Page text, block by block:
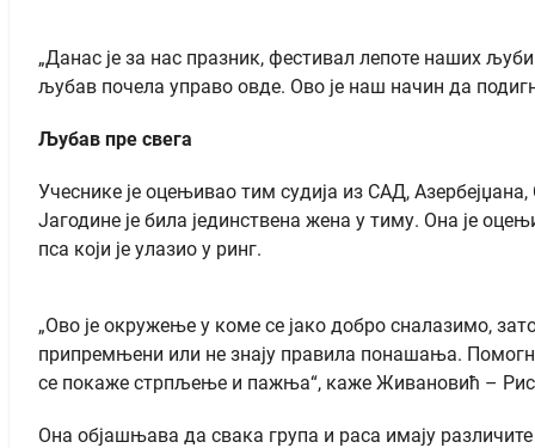
„Данас је за нас празник, фестивал лепоте наших
љубав почела управо овде. Ово је наш начин да
Љубав пре свега
Учеснике је оцењивао тим судија из САД,
Јагодине је била јединствена жена у тиму. Она је
пса који је улазио у ринг.
„Ово је окружење у коме се јако добро сналазимо,
припремњени или не знају правила понашања.
се покаже стрпљење и пажња“, каже Живановић –
Она објашњава да свака група и раса имају